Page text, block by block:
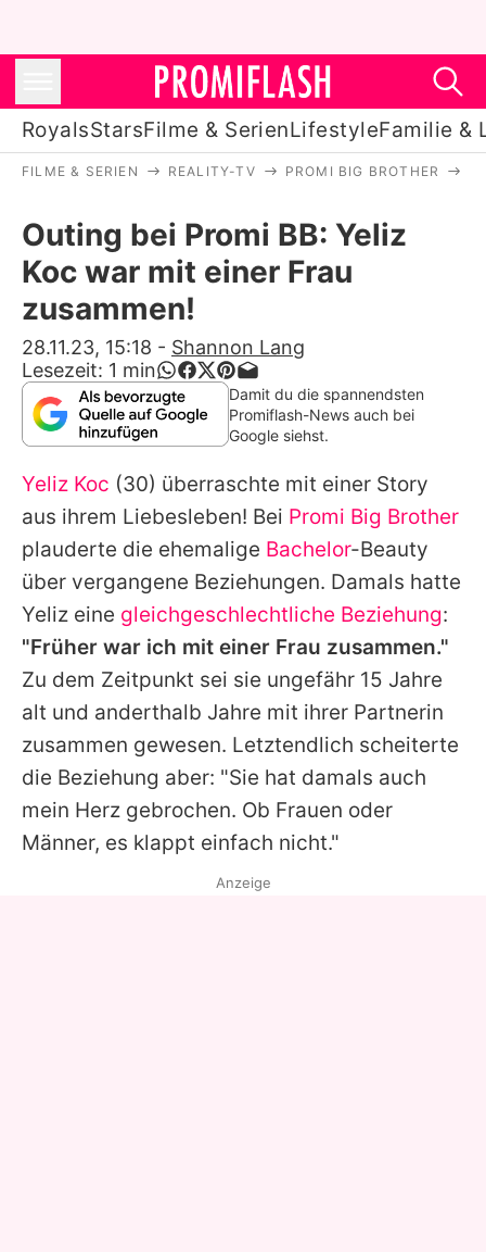
RoyalsStarsFilme & SerienLifestyleFamilie &
Stars
Filme & Serien
Lifestyle
Familie & Liebe
Promiflash Exklusiv
Alle Themen auf Promiflash
Jobs
App runterladen
Team
Redaktionelle Richtlinien
Impressum
Datenschutzerklärung
Utiq verwalten
FILME & SERIEN REALITY-TV PROMI BIG BROTHER
Outing bei Promi BB: Yeliz
Koc war mit einer Frau
zusammen!
28.11.23, 15:18 - Shannon Lang
Lesezeit: 1 min
Damit du die spannendsten
Promiflash-News auch bei
Google siehst.
Yeliz Koc (30) überraschte mit einer Story
aus ihrem Liebesleben! Bei Promi Big Brother
plauderte die ehemalige Bachelor-Beauty
über vergangene Beziehungen. Damals hatte
Yeliz eine gleichgeschlechtliche Beziehung:
"Früher war ich mit einer Frau zusammen."
Zu dem Zeitpunkt sei sie ungefähr 15 Jahre
alt und anderthalb Jahre mit ihrer Partnerin
zusammen gewesen. Letztendlich scheiterte
die Beziehung aber: "Sie hat damals auch
mein Herz gebrochen. Ob Frauen oder
Männer, es klappt einfach nicht."
Anzeige